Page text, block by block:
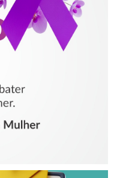
ACOLHER,
A
A